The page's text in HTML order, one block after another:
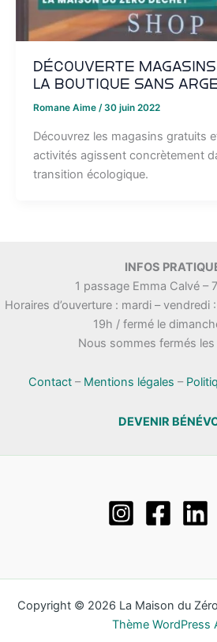
Découverte
La boutique sans
Romane Aime /30 juin 2022
Découvrez les magasins gratuits
activités agissent concrètement
transition écologique.
INFOS
1 passage Emma Calvé –
Horaires d’ouverture : mardi –
19h / fermé le
Nous sommes fermés
Contact– Mentions légales –
DEVENIR
Copyright © 2026 La Maison du
Thème WordPress